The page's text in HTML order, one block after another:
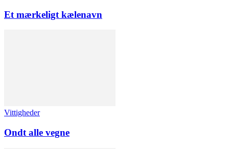
Et mærkeligt kælenavn
Vittigheder
Ondt alle vegne